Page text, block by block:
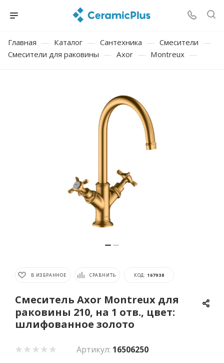
Главная — Каталог — Сантехника — Смесители —
Смесители для раковины — Axor — Montreux —
В ИЗБРАННОЕ СРАВНИТЬ КОД: 167938
Смеситель Axor Montreux для
раковины 210, на 1 отв., цвет:
шлифованное золото
Артикул: 16506250